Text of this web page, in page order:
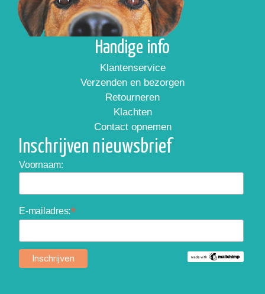
Handige info
Klantenservice
Verzenden en bezorgen
Retourneren
Klachten
Contact opnemen
Inschrijven nieuwsbrief
Voornaam:
E-mailadres:*